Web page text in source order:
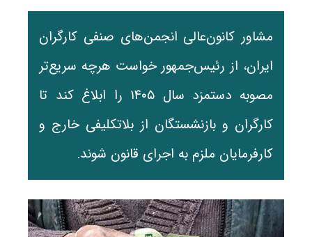
مشاور کانون‌عالی انجمن‌های صنفی کارگران
ایران، از رئیس‌جمهور خواست هرچه سریع‌تر
مصوبه دستمزد سال ۱۴۰۵ را ابلاغ کند تا
کارگران و بازنشستگان از بلاتکلیفی خارج و
کارفرمایان ملزم به اجرای قانون شوند.